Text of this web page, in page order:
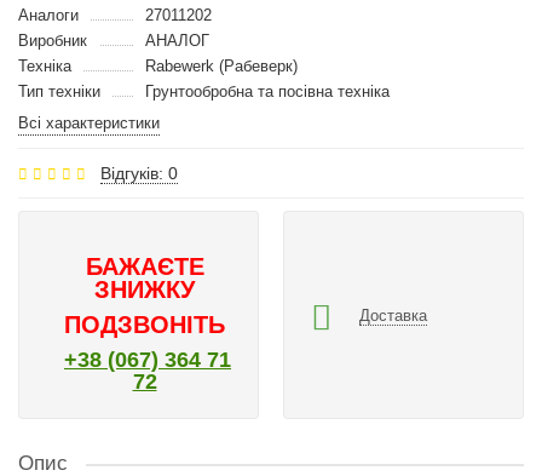
Аналоги
27011202
Виробник
АНАЛОГ
Техніка
Rabewerk (Рабеверк)
Тип техніки
Грунтообробна та посівна техніка
Всі характеристики
Відгуків: 0
БАЖАЄТЕ
ЗНИЖКУ
ПОДЗВОНІТЬ
+38 (067) 364 71
72
Доставка
Опис